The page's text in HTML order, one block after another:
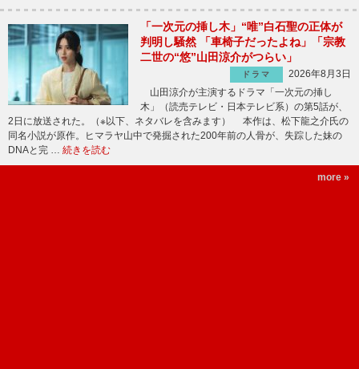
「一次元の挿し木」“唯”白石聖の正体が
判明し騒然 「車椅子だったよね」「宗教
二世の“悠”山田涼介がつらい」
ドラマ
2026年8月3日
山田涼介が主演するドラマ「一次元の挿し
木」（読売テレビ・日本テレビ系）の第5話が、
2日に放送された。（※以下、ネタバレを含みます） 本作は、松下龍之介氏の
同名小説が原作。ヒマラヤ山中で発掘された200年前の人骨が、失踪した妹の
DNAと完 … 続きを読む
more »